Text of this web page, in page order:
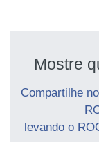
Mostre
Compartilhe
levando o